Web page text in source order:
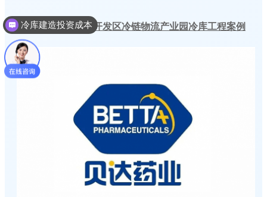
安徽黄山太平经济开发区冷链物流产业园冷库工程案例
冷库建造多少钱一个平方